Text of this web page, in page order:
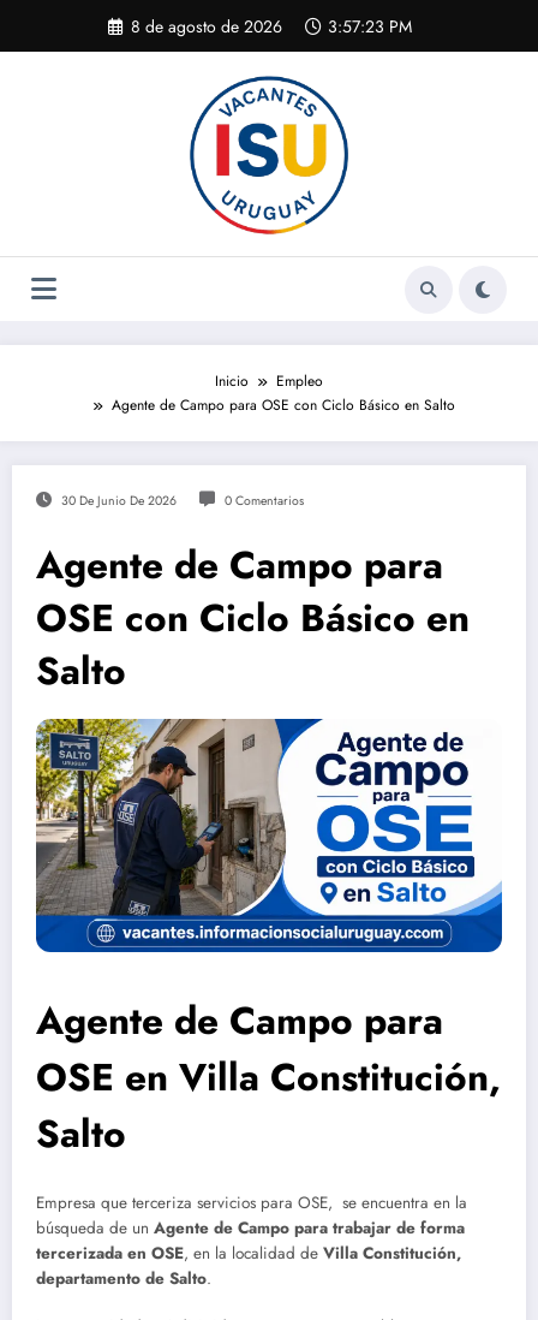
contenido
8 de agosto de 2026 3:57:24 PM
Inicio
Empleo
Agente de Campo para OSE con Ciclo Básico en Salto
30 De Junio De 2026 0 Comentarios
Agente de Campo para
OSE con Ciclo Básico en
Salto
Agente de Campo para
OSE en Villa Constitución,
Salto
Empresa que terceriza servicios para OSE, se encuentra en la
búsqueda de un Agente de Campo para trabajar de forma
tercerizada en OSE, en la localidad de Villa Constitución,
departamento de Salto.